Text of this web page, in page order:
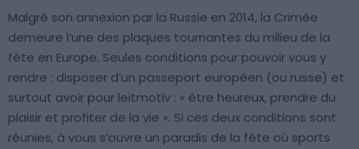
Malgré son annexion par la Russie en 2014, la Crimée
demeure l’une des plaques tournantes du milieu de la
fête en Europe. Seules conditions pour pouvoir vous y
rendre : disposer d’un passeport européen (ou russe) et
surtout avoir pour leitmotiv : « être heureux, prendre du
plaisir et profiter de la vie ». Si ces deux conditions sont
réunies, à vous s’ouvre un paradis de la fête où sports